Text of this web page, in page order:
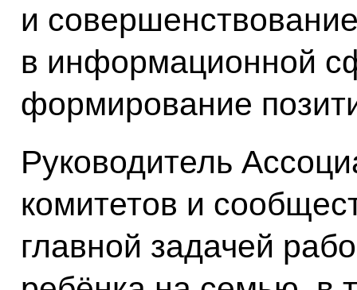
и
в информационной
формирование
Руководитель
комитетов и
главной задачей